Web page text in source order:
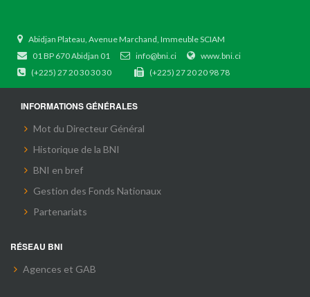
Abidjan Plateau, Avenue Marchand, Immeuble SCIAM
01 BP 670 Abidjan 01
info@bni.ci
www.bni.ci
(+225) 27 20 30 30 30
(+225) 27 20 20 98 78
INFORMATIONS GÉNÉRALES
Mot du Directeur Général
Historique de la BNI
BNI en bref
Gestion des Fonds Nationaux
Partenariats
RÉSEAU BNI
Agences et GAB